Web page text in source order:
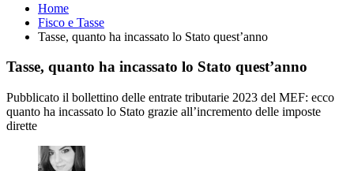
Home
Fisco e Tasse
Tasse, quanto ha incassato lo Stato quest’anno
Tasse, quanto ha incassato lo Stato quest’anno
Pubblicato il bollettino delle entrate tributarie 2023 del MEF: ecco
quanto ha incassato lo Stato grazie all’incremento delle imposte
dirette